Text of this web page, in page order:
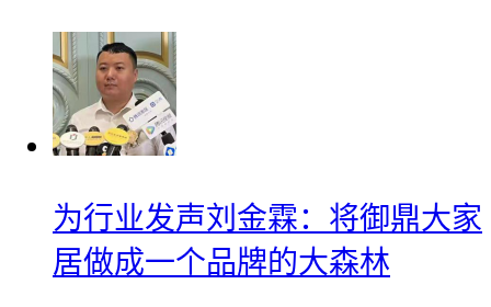
为行业发声刘金霖：将御鼎大家
居做成一个品牌的大森林